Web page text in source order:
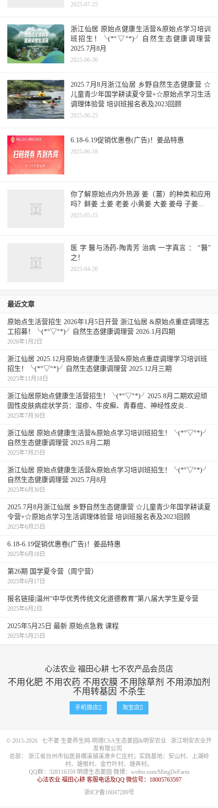
2025-07-25
浙江仙居 原始点健康生活营&原始点学习培训
班招生！╰(*°▽°*)╯自然生态健康调理营
2025.7月8月
2025-06-30
2025.7月8月浙江仙居 乡野自然生态健康营 ☆
儿童青少年国学耕读夏令营+☆原始点学习生活
调理体验营 培训班报名表及2023回顾
2025-06-25
6.18-6.19促销优惠卷(广告)！姜品特惠
2025-06-18
你了解原始点内外热源 姜（薑）的种类和应用
吗？鲜姜 土姜 老姜 小黄姜 大姜 姜母 子姜...
2025-05-15
医 字 醫与汤药-陶青芳 治病 一字真言 ： “醫”
之！
2025-04-20
最近文章
原始点生活营招生 2026年1月5日开营 浙江仙居 &原始点重症调理志
工招募！╰(*°▽°*)╯自然生态健康调理营 2026.1月四期
2026年1月2日
浙江仙居 2025.12月原始点健康生活营&原始点重症调理学习培训班
招生！╰(*°▽°*)╯自然生态健康调理营 2025.12月三期
2025年11月18日
浙江仙居原始点健康生活营招生！╰(*°▽°*)╯2025.8月二期欢迎顽
固性皮肤病症状学员：湿疹、牛皮癣、青春痘、神经性皮炎..
2025年7月30日
浙江仙居 原始点健康生活营&原始点学习培训班招生！╰(*°▽°*)╯
自然生态健康调理营 2025.8月二期
2025年7月25日
浙江仙居 原始点健康生活营&原始点学习培训班招生！╰(*°▽°*)╯
自然生态健康调理营 2025.7月8月
2025年6月30日
2025.7月8月浙江仙居 乡野自然生态健康营 ☆儿童青少年国学耕读夏
令营+☆原始点学习生活调理体验营 培训班报名表及2023回顾
2025年6月25日
6.18-6.19促销优惠卷(广告)！姜品特惠
2025年6月18日
第26期 国学夏令营（周宁营）
2025年6月17日
报名链接|温州“中华优秀传统文化道德教育”第八届大学生夏令营
2025年6月2日
2025年5月25日 最新 原始点急救 课程
2025年5月25日
心法农业 福田心耕 七不农产品会员店
不用化肥 不用农药 不用农膜 不用除草剂 不用添加剂
不用转基因 不杀生
手机微店 淘宝店
© 2015-2026 七不姜 生姜养生网-明德CSA生态姜园&明安农业 浙江明安农业开
发有限公司
总部： 浙江省台州市仙居县横溪镇溪港乡仁庄村；实践基地：安山村、上湖岭
村、塘根村、金竹叶村、塘弄村。
QQ群：328116359 明德生态姜园 微博： weibo.com/MingDeFarm
心法农业 福田心耕 客服电话及QQ 微信号：18005763597
浙ICP备16047289号